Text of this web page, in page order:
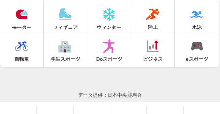
モーター フィギュア ウィンター 陸上 水泳
自転車 学生スポーツ Doスポーツ ビジネス eスポーツ
データ提供：日本中央競馬会